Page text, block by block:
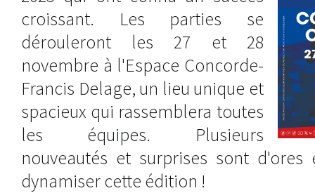
croissant. Les parties se
dérouleront les 27 et 28
novembre à l'Espace Concorde-
Francis Delage, un lieu unique et
spacieux qui rassemblera toutes
les équipes. Plusieurs
nouveautés et surprises sont
dynamiser cette édition !